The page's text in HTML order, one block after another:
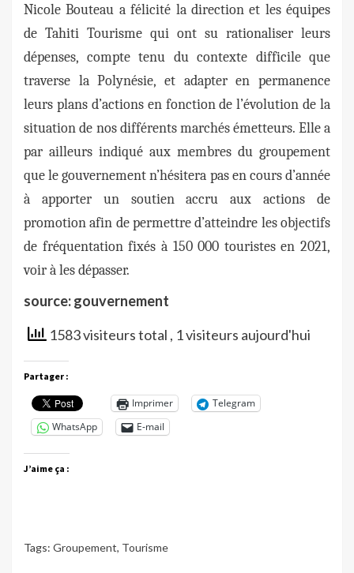
Nicole Bouteau a félicité la direction et les équipes
de Tahiti Tourisme qui ont su rationaliser leurs
dépenses, compte tenu du contexte difficile que
traverse la Polynésie, et adapter en permanence
leurs plans d’actions en fonction de l’évolution de la
situation de nos différents marchés émetteurs. Elle a
par ailleurs indiqué aux membres du groupement
que le gouvernement n’hésitera pas en cours d’année
à apporter un soutien accru aux actions de
promotion afin de permettre d’atteindre les objectifs
de fréquentation fixés à 150 000 touristes en 2021,
voir à les dépasser.
source: gouvernement
1583 visiteurs total , 1 visiteurs aujourd'hui
Partager :
Imprimer
Telegram
WhatsApp
E-mail
J’aime ça :
Tags: Groupement, Tourisme